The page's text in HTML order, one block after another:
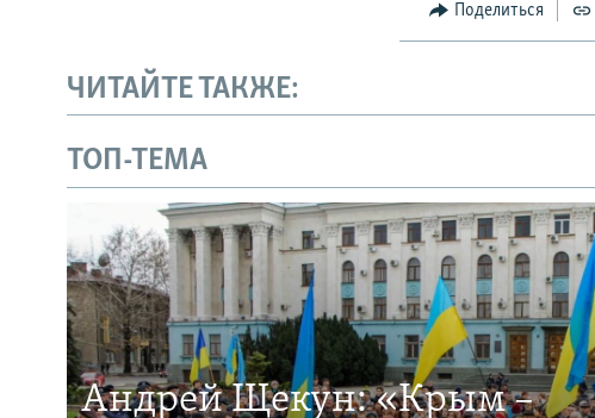
Поделиться
ЧИТАЙТЕ ТАКЖЕ:
ТОП-ТЕМА
Андрей Щекун: «Крым –